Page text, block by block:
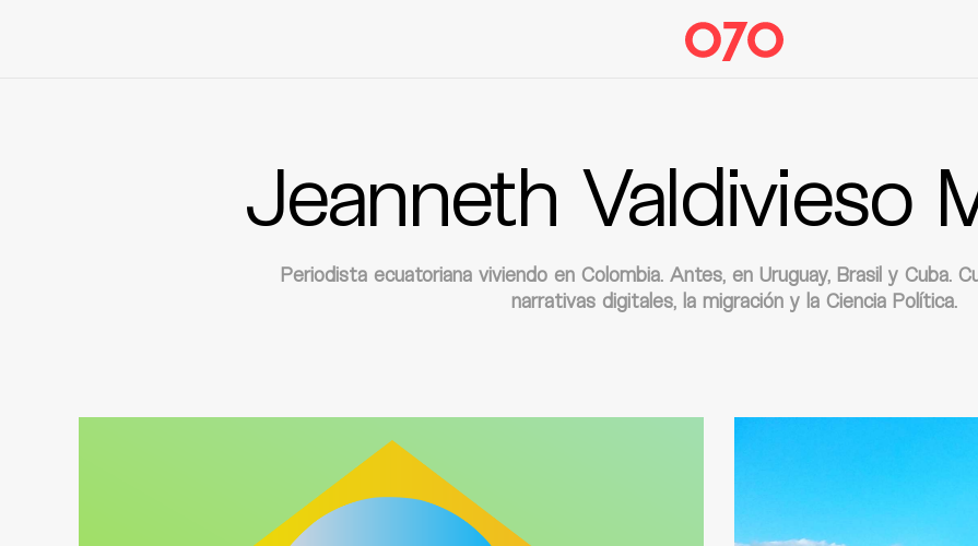
Jeanneth Valdivieso
Periodista ecuatoriana viviendo en Colombia. Antes, en Uruguay, Brasil y Cuba.
narrativas digitales, la migración y la Ciencia Política.